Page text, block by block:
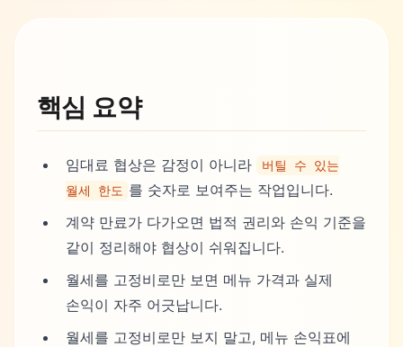
핵심 요약
임대료 협상은 감정이 아니라
버틸 수 있는
월세 한도 를 숫자로 보여주는 작업입니다.
계약 만료가 다가오면 법적 권리와 손익 기준을
같이 정리해야 협상이 쉬워집니다.
월세를 고정비로만 보면 메뉴 가격과 실제
손익이 자주 어긋납니다.
월세를 고정비로만 보지 말고, 메뉴 손익표에